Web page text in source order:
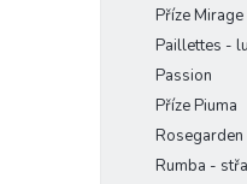
Příze Mirage
Paillettes -
Passion
Příze Piuma
Rumba -